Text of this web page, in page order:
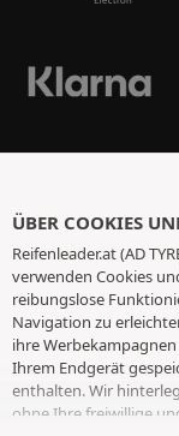
ÜBER COOKIES
Reifenleader.at (AD
verwenden Cookies
reibungslose
Navigation zu
ihre
Ihrem Endgerät
enthalten. Wir
ohne Ihre freiwillige